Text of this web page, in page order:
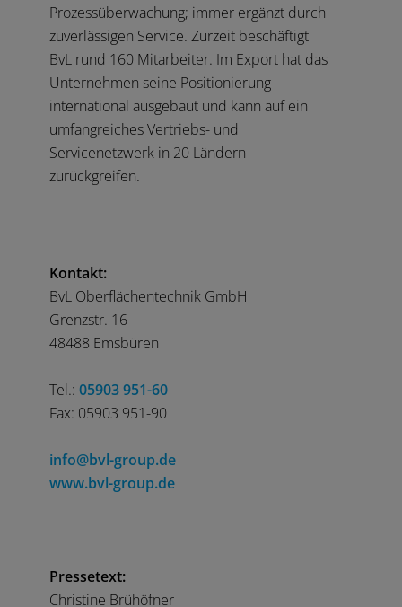
Prozessüberwachung; immer ergänzt durch
zuverlässigen Service. Zurzeit beschäftigt
BvL rund 160 Mitarbeiter. Im Export hat das
Unternehmen seine Positionierung
international ausgebaut und kann auf ein
umfangreiches Vertriebs- und
Servicenetzwerk in 20 Ländern
zurückgreifen.
Kontakt:
BvL Oberflächentechnik GmbH
Grenzstr. 16
48488 Emsbüren
Tel.: 05903 951-60
Fax: 05903 951-90
info@bvl-group.de
www.bvl-group.de
Pressetext:
Christine Brühöfner